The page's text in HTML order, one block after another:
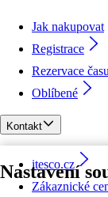
Nastavení
Jak nakupovat
Registrace
Rezervace času
Oblíbené
Kontakt
itesco.cz
Zákaznické